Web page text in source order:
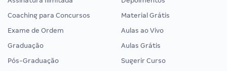
Coaching para Concursos
Exame de Ordem
Graduação
Pós-Graduação
Material Grátis
Aulas ao Vivo
Aulas Grátis
Sugerir Curso